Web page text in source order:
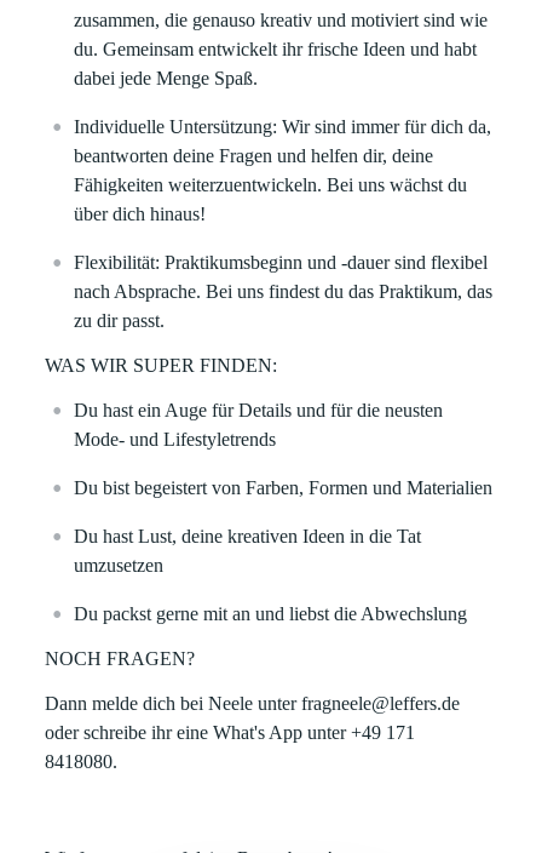
zusammen, die genauso kreativ und motiviert sind wie
du. Gemeinsam entwickelt ihr frische Ideen und habt
dabei jede Menge Spaß.
Individuelle Untersützung:Wir sind immer für dich da,
beantworten deine Fragen und helfen dir, deine
Fähigkeiten weiterzuentwickeln. Bei uns wächst du
über dich hinaus!
Flexibilität:Praktikumsbeginn und -dauer sind flexibel
nach Absprache. Bei uns findest du das Praktikum, das
zu dir passt.
WAS WIR SUPER FINDEN:
Du hast ein Auge für Details und für die neusten
Mode- und Lifestyletrends
Du bist begeistert von Farben, Formen und Materialien
Du hast Lust, deine kreativen Ideen in die Tat
umzusetzen
Du packst gerne mit an und liebst die Abwechslung
NOCH FRAGEN?
Dann melde dich bei Neele unter fragneele@leffers.de
oder schreibe ihr eine What's App unter +49 171
8418080.